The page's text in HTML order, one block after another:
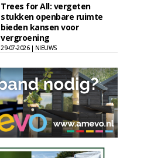
Trees for All: vergeten
stukken openbare ruimte
bieden kansen voor
vergroening
29-07-2026 | NIEUWS